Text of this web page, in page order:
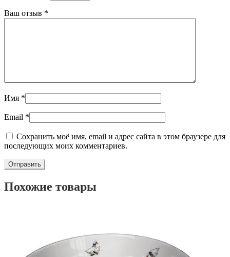
Ваш отзыв *
Имя *
Email *
Сохранить моё имя, email и адрес сайта в этом браузере для
последующих моих комментариев.
Похожие товары